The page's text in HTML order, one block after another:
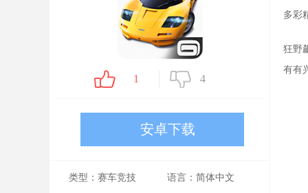
1 4
安卓下载
类型：赛车竞技
语言：简体中文
多彩
狂野
有有